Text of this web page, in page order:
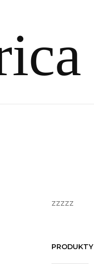
zzzzz
PRODUKTY